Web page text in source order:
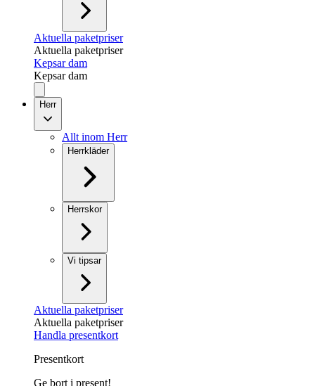
Aktuella paketpriser
Aktuella paketpriser
Kepsar dam
Kepsar dam
Herr
Allt inom Herr
Herrkläder
Herrskor
Vi tipsar
Aktuella paketpriser
Aktuella paketpriser
Handla presentkort
Presentkort
Ge bort i present!